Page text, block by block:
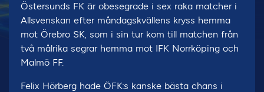
Östersunds FK är obesegrade i sex raka matcher i
Allsvenskan efter måndagskvällens kryss hemma
mot Örebro SK, som i sin tur kom till matchen från
två målrika segrar hemma mot IFK Norrköping och
Malmö FF.
Felix Hörberg hade ÖFK:s kanske bästa chans i